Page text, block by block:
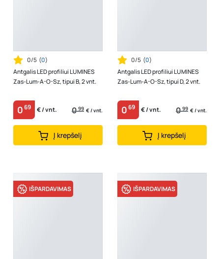
0/5 (0)
Antgalis LED profiliui LUMINES
Zas-Lum-A-O-Sz, tipui B, 2 vnt.
069 € / vnt. 099 € / vnt.
Į krepšelį
0/5 (0)
Antgalis LED profiliui LUMINES
Zas-Lum-A-O-Sz, tipui D, 2 vnt.
069 € / vnt. 099 € / vnt.
Į krepšelį
IŠPARDAVIMAS IŠPARDAVIMAS